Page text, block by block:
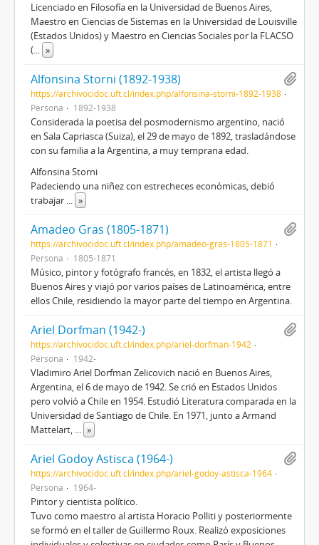
Licenciado en Filosofía en la Universidad de Buenos Aires,
Maestro en Ciencias de Sistemas en la Universidad de Louisville
(Estados Unidos) y Maestro en Ciencias Sociales por la FLACSO
(... »
Alfonsina Storni (1892-1938)
https://archivocidoc.uft.cl/index.php/alfonsina-storni-1892-1938
Persona
1892-1938
Considerada la poetisa del posmodernismo argentino, nació
en Sala Capriasca (Suiza), el 29 de mayo de 1892, trasladándose
con su familia a la Argentina, a muy temprana edad.
Alfonsina Storni
Padeciendo una niñez con estrecheces económicas, debió
trabajar ... »
Amadeo Gras (1805-1871)
https://archivocidoc.uft.cl/index.php/amadeo-gras-1805-1871
Persona
1805-1871
Músico, pintor y fotógrafo francés, en 1832, el artista llegó a
Buenos Aires y viajó por varios países de Latinoamérica, entre
ellos Chile, residiendo la mayor parte del tiempo en Argentina.
Ariel Dorfman (1942-)
https://archivocidoc.uft.cl/index.php/ariel-dorfman-1942
Persona
1942-
Vladimiro Ariel Dorfman Zelicovich nació en Buenos Aires,
Argentina, el 6 de mayo de 1942. Se crió en Estados Unidos
pero volvió a Chile en 1954. Estudió Literatura comparada en la
Universidad de Santiago de Chile. En 1971, junto a Armand
Mattelart, ... »
Ariel Godoy Astisca (1964-)
https://archivocidoc.uft.cl/index.php/ariel-godoy-astisca-1964
Persona
1964-
Pintor y cientista político.
Tuvo como maestro al artista Horacio Polliti y posteriormente
se formó en el taller de Guillermo Roux. Realizó exposiciones